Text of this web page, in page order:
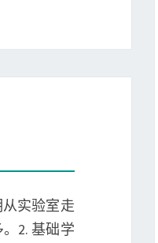
实验室走
2. 基础学